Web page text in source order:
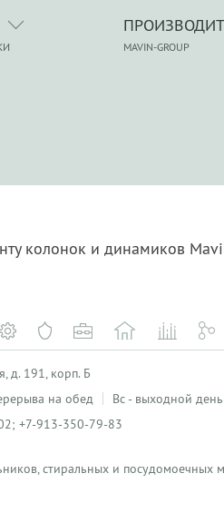
MAVIN-GROUP
колонок и динамиков
д. 191, корп. Б
на обед
Вс - выходной день
+7-913-350-79-83
стиральных и